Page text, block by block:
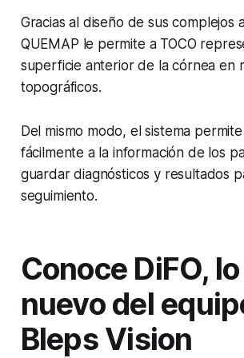
Gracias al diseño de sus complejos
QUEMAP le permite a TOCO
superficie anterior de la córnea en
topográficos.
Del mismo modo, el sistema
fácilmente a la información de los
guardar diagnósticos y resultados
seguimiento.
Conoce DiFO,
nuevo del
Bleps Vision